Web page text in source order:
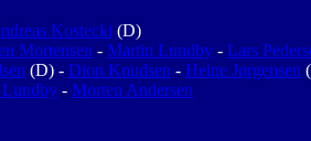
Kostecki(D)
Mortensen - Martin Lundby - Lars
(D) - Dion Knudsen- Heine Jørgensen
- Morten Andersen